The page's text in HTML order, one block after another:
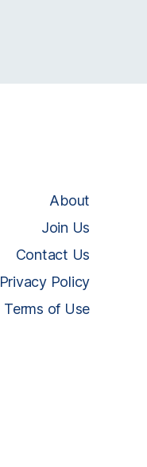
About
Join Us
Contact Us
Privacy Policy
Terms of Use